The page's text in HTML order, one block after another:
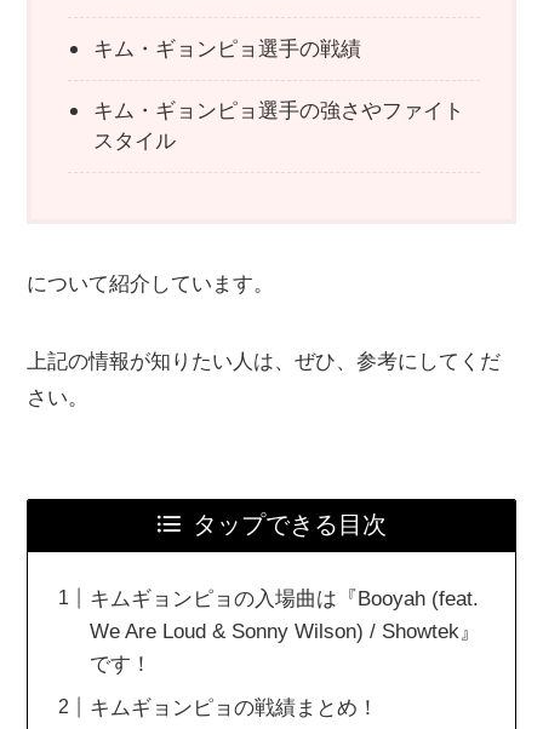
キム・ギョンピョ選手の戦績
キム・ギョンピョ選手の強さやファイト
スタイル
について紹介しています。
上記の情報が知りたい人は、ぜひ、参考にしてくだ
さい。
タップできる目次
キムギョンピョの入場曲は『Booyah (feat.
We Are Loud & Sonny Wilson) / Showtek』
です！
キムギョンピョの戦績まとめ！